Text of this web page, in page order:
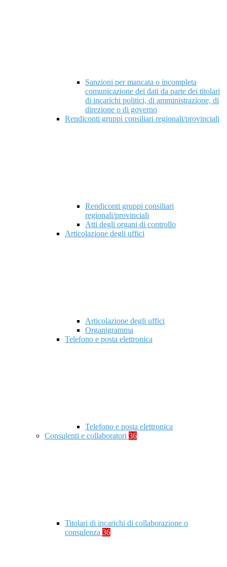
Sanzioni per mancata o incompleta
comunicazione dei dati da parte dei titolari
di incarichi politici, di amministrazione, di
direzione o di governo
Rendiconti gruppi consiliari regionali/provinciali
Rendiconti gruppi consiliari
regionali/provinciali
Atti degli organi di controllo
Articolazione degli uffici
Articolazione degli uffici
Organigramma
Telefono e posta elettronica
Telefono e posta elettronica
Consulenti e collaboratori 36
Titolari di incarichi di collaborazione o
consulenza 36